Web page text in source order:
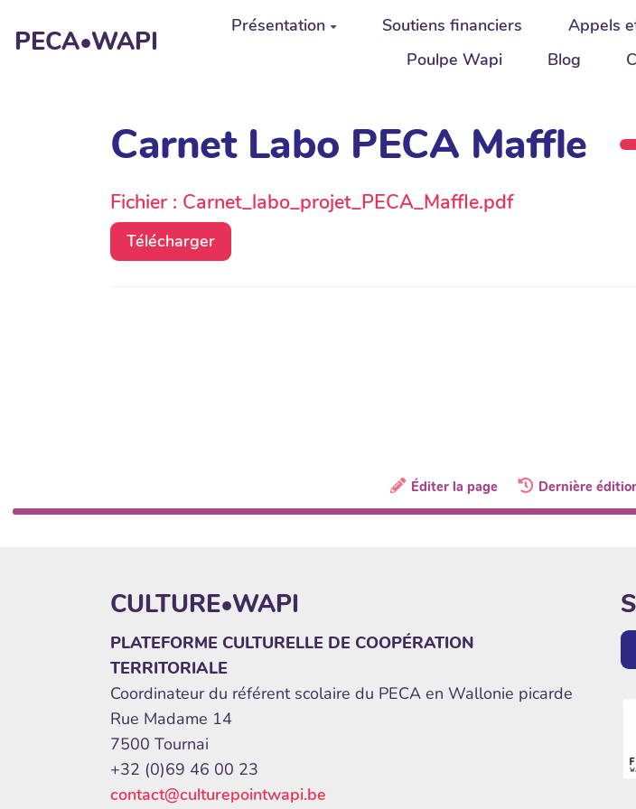
PECA•WAPI Présentation Soutiens financiers Appels
Poulpe Wapi
Blog
Carnet Labo PECA Maffle
Fichier : Carnet_labo_projet_PECA_Maffle.pdf
Télécharger
Éditer la page Dernière
CULTURE•WAPI
PLATEFORME CULTURELLE DE COOPÉRATION
TERRITORIALE
Coordinateur du référent scolaire du PECA en Wallonie picarde
Rue Madame 14
7500 Tournai
+32 (0)69 46 00 23
contact@culturepointwapi.be